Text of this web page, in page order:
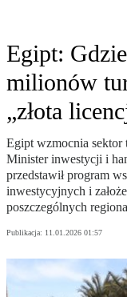
Egipt:
milionów
„złota
Egipt wzmocnia sektor
Minister inwestycji i
przedstawił program
inwestycyjnych i
poszczególnych
Publikacja: 11.01.2026 01:57